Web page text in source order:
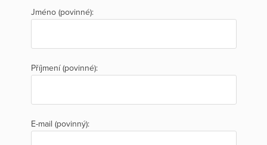
Jméno (povinné):
Příjmení (povinné):
E-mail (povinný):